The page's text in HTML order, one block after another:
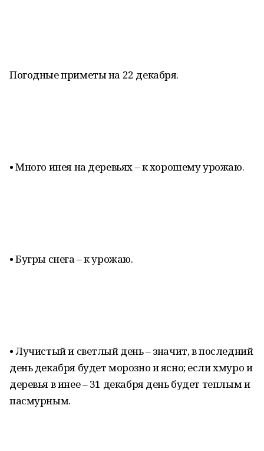
Погодные приметы на 22 декабря.
• Много инея на деревьях – к хорошему урожаю.
• Бугры снега – к урожаю.
• Лучистый и светлый день – значит, в последний
день декабря будет морозно и ясно; если хмуро и
деревья в инее – 31 декабря день будет теплым и
пасмурным.